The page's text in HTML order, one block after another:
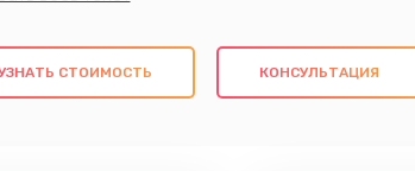
надежное и профессиональное
наилучшим образом. Не медлите
СТОИМОСТЬ КОНСУЛЬТАЦИЯ